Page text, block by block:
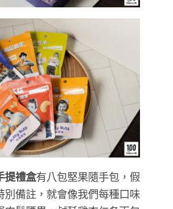
提禮盒有八包堅果隨手包，假
別備註，就會像我們每種口味